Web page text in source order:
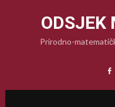
ODSJEK
Prirodno-